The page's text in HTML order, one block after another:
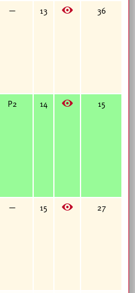
— 13 E 36
Р2 14 E 15
— 15 E 27